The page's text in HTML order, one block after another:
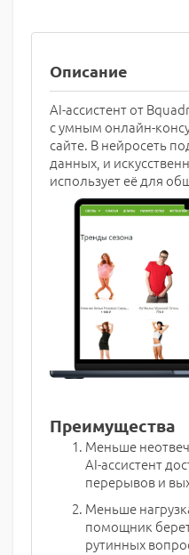
Описание
AI-ассистент от
с умным онлайн-
сайте. В нейросеть
данных, и
использует её для
Преимущества
Меньше
AI-ассистент
перерывов и
Меньше
помощник
рутинных